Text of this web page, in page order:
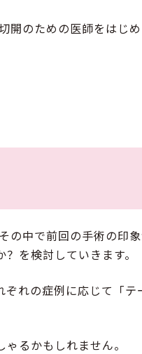
開のための医師をはじ
の中で前回の手術の印
を検討していきます。
れの症例に応じて「テ
るかもしれません。